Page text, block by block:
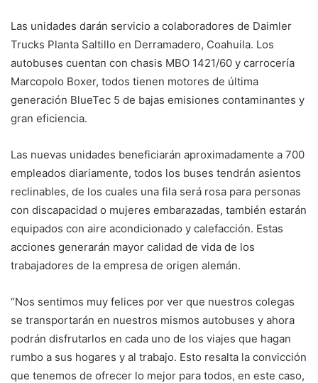
Las unidades darán servicio a colaboradores de Daimler
Trucks Planta Saltillo en Derramadero, Coahuila. Los
autobuses cuentan con chasis MBO 1421/60 y carrocería
Marcopolo Boxer, todos tienen motores de última
generación BlueTec 5 de bajas emisiones contaminantes y
gran eficiencia.
Las nuevas unidades beneficiarán aproximadamente a 700
empleados diariamente, todos los buses tendrán asientos
reclinables, de los cuales una fila será rosa para personas
con discapacidad o mujeres embarazadas, también estarán
equipados con aire acondicionado y calefacción. Estas
acciones generarán mayor calidad de vida de los
trabajadores de la empresa de origen alemán.
“Nos sentimos muy felices por ver que nuestros colegas
se transportarán en nuestros mismos autobuses y ahora
podrán disfrutarlos en cada uno de los viajes que hagan
rumbo a sus hogares y al trabajo. Esto resalta la convicción
que tenemos de ofrecer lo mejor para todos, en este caso,